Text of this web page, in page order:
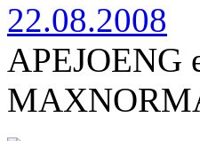
22.08.2008
APEJOENG